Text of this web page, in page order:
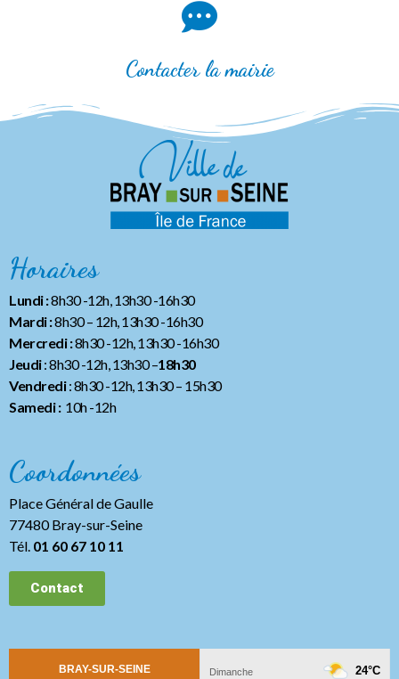
Contacter la mairie
Horaires
Lundi :8h30 -12h, 13h30 -16h30
Mardi :8h30 – 12h, 13h30 -16h30
Mercredi :8h30 -12h, 13h30 -16h30
Jeudi: 8h30 -12h, 13h30 –18h30
Vendredi: 8h30 -12h, 13h30– 15h30
Samedi :10h -12h
Coordonnées
Place Général de Gaulle
77480 Bray-sur-Seine
Tél. 01 60 67 10 11
Contact